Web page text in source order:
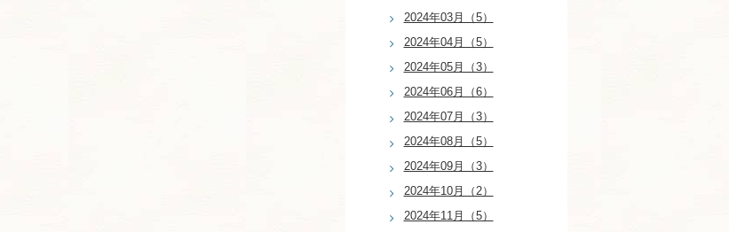
2024年03月（5）
2024年04月（5）
2024年05月（3）
2024年06月（6）
2024年07月（3）
2024年08月（5）
2024年09月（3）
2024年10月（2）
2024年11月（5）